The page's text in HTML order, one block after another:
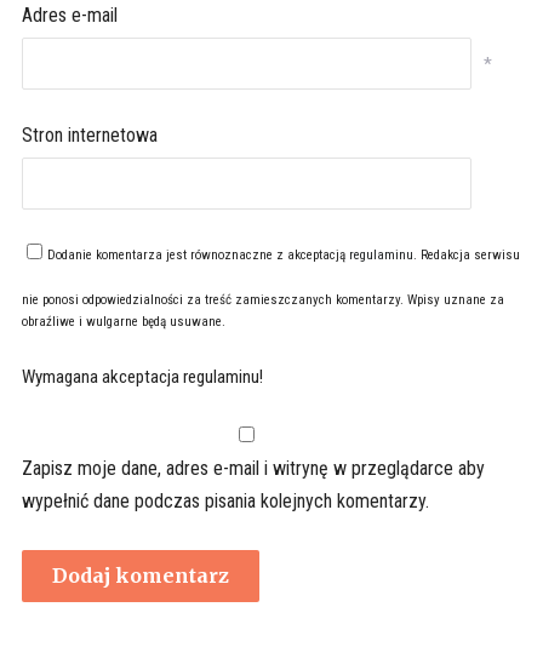
Adres e-mail
*
Stron internetowa
Dodanie komentarza jest równoznaczne z akceptacją regulaminu. Redakcja serwisu
nie ponosi odpowiedzialności za treść zamieszczanych komentarzy. Wpisy uznane za
obraźliwe i wulgarne będą usuwane.
Wymagana akceptacja regulaminu!
Zapisz moje dane, adres e-mail i witrynę w przeglądarce aby
wypełnić dane podczas pisania kolejnych komentarzy.